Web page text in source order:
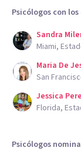
Psicólogos con
Sandra
Miami,
Maria De
San
Jessica
Florida,
Psicólogos